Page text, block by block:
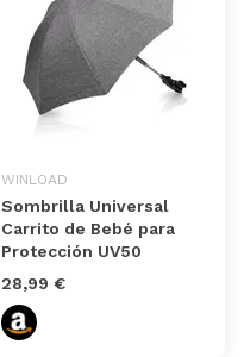
WINLOAD
Sombrilla Universal
Carrito de Bebé para
Protección UV50
28,99 €